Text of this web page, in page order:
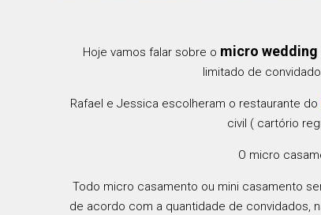
Hoje vamos falar sobre o micro wedding
limitado de
Rafael e Jessica escolheram o restaurante do
civil ( cartório
O micro
Todo micro casamento ou mini casamento
de acordo com a quantidade de convidados,